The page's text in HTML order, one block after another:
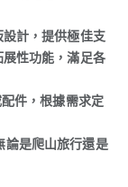
計，提供極佳支
性功能，滿足各
件，根據需求定
論是爬山旅行還是